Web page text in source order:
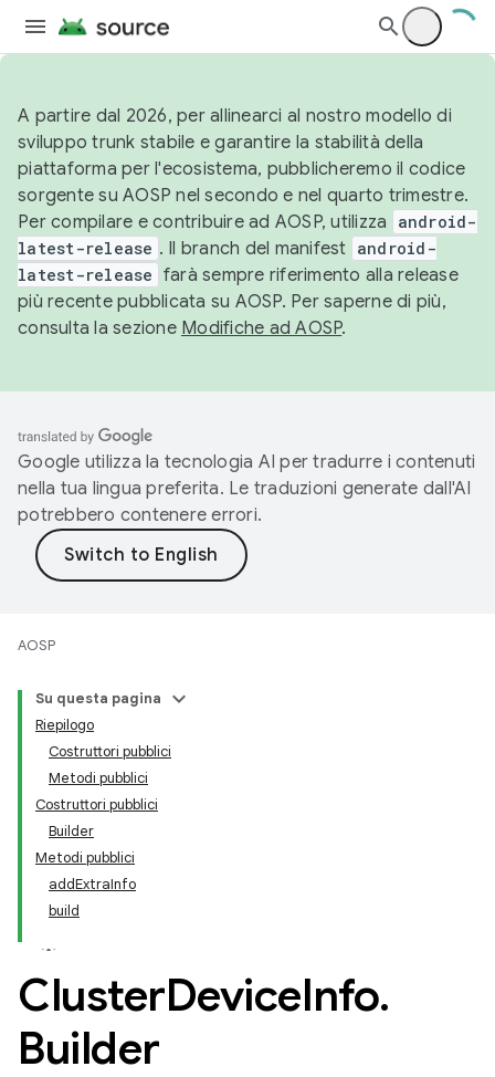
A partire dal 2026, per allinearci al nostro modello di
sviluppo trunk stabile e garantire la stabilità della
piattaforma per l'ecosistema, pubblicheremo il codice
sorgente su AOSP nel secondo e nel quarto trimestre.
Per compilare e contribuire ad AOSP, utilizza
android-
latest-release . Il branch del manifest android-
latest-release farà sempre riferimento alla release
più recente pubblicata su AOSP. Per saperne di più,
consulta la sezione Modifiche ad AOSP.
Google utilizza la tecnologia AI per tradurre i contenuti
nella tua lingua preferita. Le traduzioni generate dall'AI
potrebbero contenere errori.
AOSP
Su questa pagina
Riepilogo
Costruttori pubblici
Metodi pubblici
Costruttori pubblici
Builder
Metodi pubblici
addExtraInfo
build
ClusterDeviceInfo.
Builder